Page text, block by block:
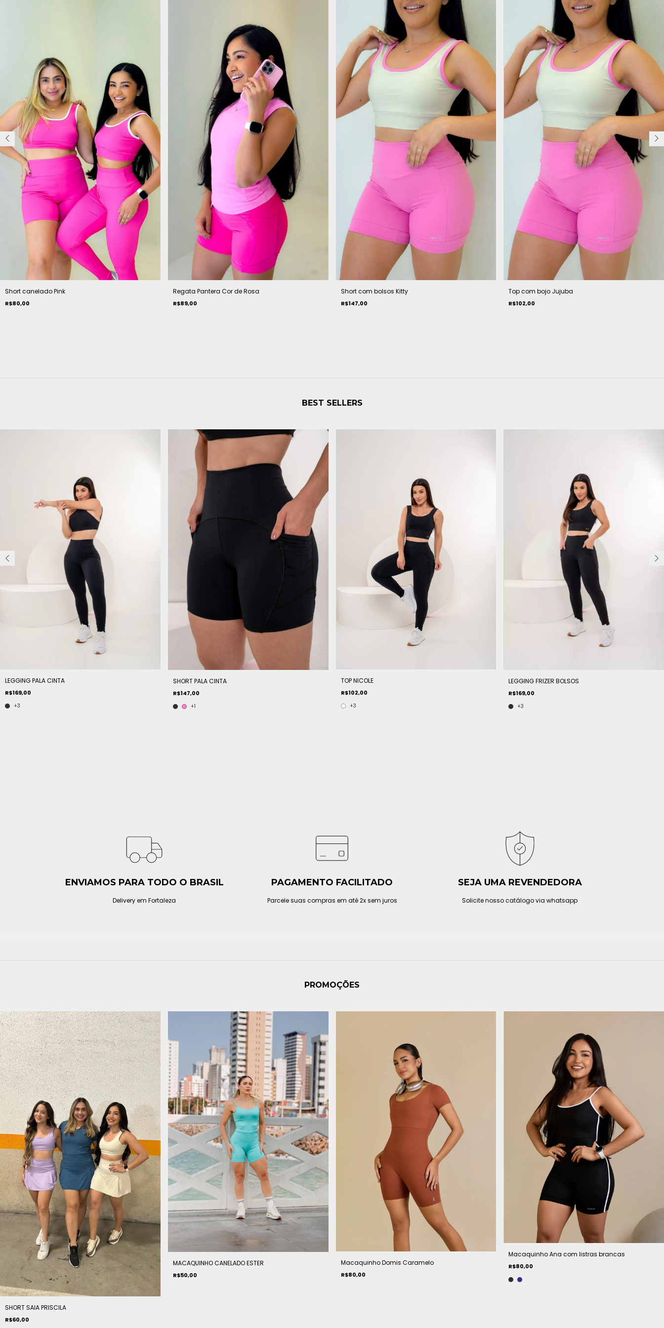
Short canelado Pink
R$80,00
Regata Pantera Cor de Rosa
R$89,00
Short com bolsos Kitty
R$147,00
Top com bojo Jujuba
R$102,00
BEST SELLERS
LEGGING PALA CINTA
R$169,00
+3
SHORT PALA CINTA
R$147,00
+1
TOP NICOLE
R$102,00
+3
LEGGING FRIZER BOLSOS
R$169,00
+3
ENVIAMOS PARA TODO O BRASIL
Delivery em Fortaleza
PAGAMENTO FACILITADO
Parcele suas compras em até 2x sem juros
SEJA UMA REVENDEDORA
Solicite nosso catálogo via whatsapp
PROMOÇÕES
SHORT SAIA PRISCILA
R$60,00
MACAQUINHO CANELADO ESTER
R$50,00
Macaquinho Domis Caramelo
R$80,00
Macaquinho Ana com listras brancas
R$80,00